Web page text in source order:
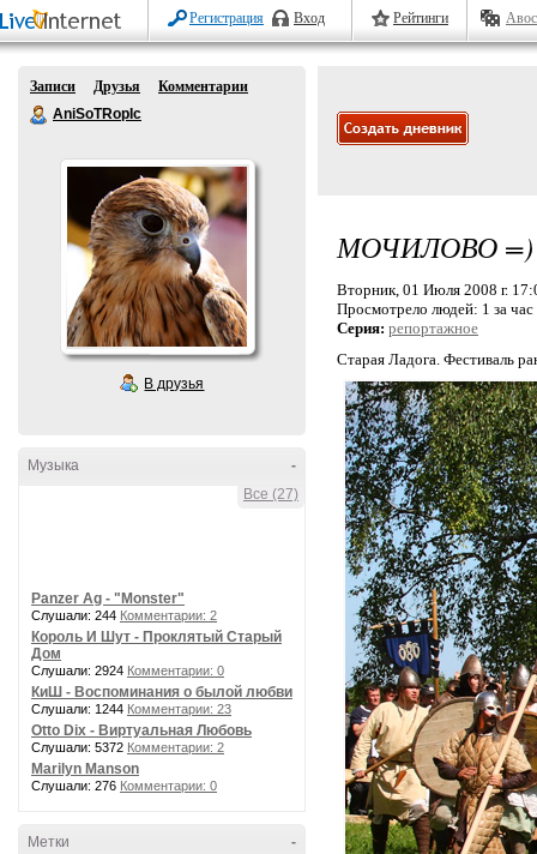
Регистрация Вход Рейтинги
Записи Друзья
Комментарии
AniSoTRopIc
В друзья
-
Музыка
Все (27)
Panzer Ag - "Monster"
Слушали: 244 Комментарии: 2
Король И Шут - Проклятый Старый
Дом
Слушали: 2924 Комментарии: 0
КиШ - Воспоминания о былой любви
Слушали: 1244 Комментарии: 23
Otto Dix - Виртуальная Любовь
Слушали: 5372 Комментарии: 2
Marilyn Manson
Слушали: 276 Комментарии: 0
-
Метки
МОЧИЛОВО =)
Вторник, 01 Июля 2008 г.
Просмотрело людей: 1 за
Серия: репортажное
Старая Ладога. Фестиваль